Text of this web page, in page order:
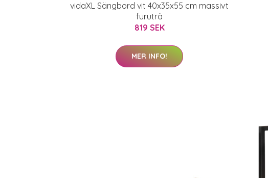
vidaXL Sängbord vit 40x35x55 cm massivt
furuträ
819 SEK
MER INFO!